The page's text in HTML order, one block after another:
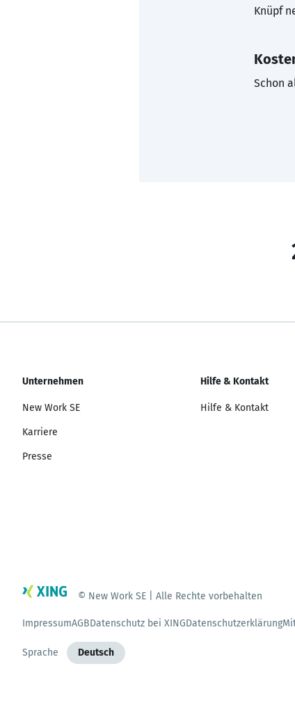
Knüpf
Schon
Unternehmen
New Work SE
Karriere
Presse
Hilfe & Kontakt
Hilfe & Kontakt
© New Work SE | Alle Rechte vorbehalten
ImpressumAGBDatenschutz bei XINGDatenschutzerklärung
Sprache Deutsch